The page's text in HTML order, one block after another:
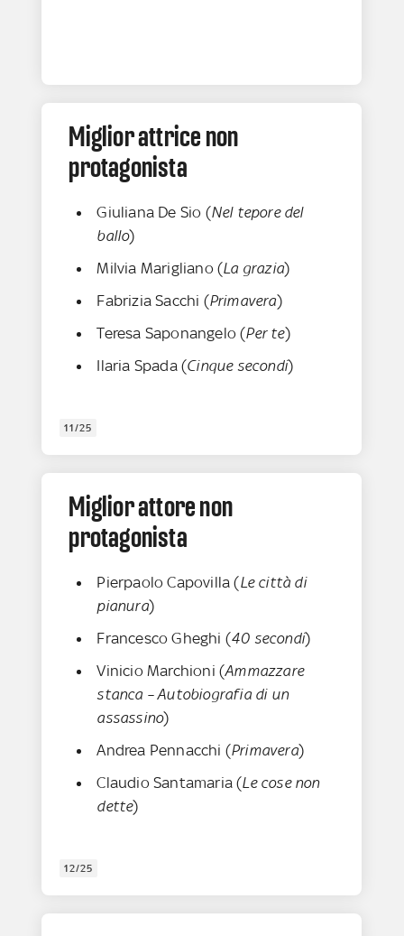
Miglior attrice non
protagonista
Giuliana De Sio (Nel tepore del
ballo)
Milvia Marigliano (La grazia)
Fabrizia Sacchi (Primavera)
Teresa Saponangelo (Per te)
Ilaria Spada (Cinque secondi)
11/25
Miglior attore non
protagonista
Pierpaolo Capovilla (Le città di
pianura)
Francesco Gheghi (40 secondi)
Vinicio Marchioni (Ammazzare
stanca – Autobiografia di un
assassino)
Andrea Pennacchi (Primavera)
Claudio Santamaria (Le cose non
dette)
12/25